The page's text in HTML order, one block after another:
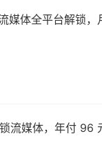
媒体全平台解锁
流媒体，年付 96